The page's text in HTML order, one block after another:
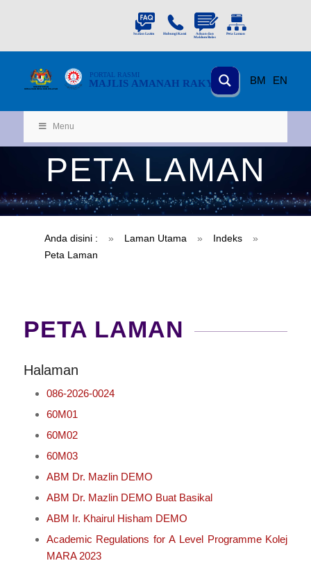
BM EN
MAJLIS AMANAH RAKYAT
PORTAL RASMI
KEMENTERIAN
KEMAJUAN DESA DAN WILA YAH
Menu
PETA LAMAN
Anda disini : » Laman Utama » Indeks
»
Peta Laman
PETA LAMAN
Halaman
086-2026-0024
60M01
60M02
60M03
ABM Dr. Mazlin DEMO
ABM Dr. Mazlin DEMO Buat Basikal
ABM Ir. Khairul Hisham DEMO
Academic Regulations for A Level Programme Kolej
MARA 2023